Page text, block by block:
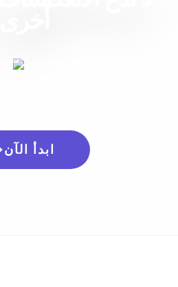
انضم إلى آلاف المصورين
ابدأ الآن